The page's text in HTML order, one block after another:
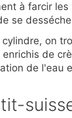
à farcir
se
on
de
de l'eau